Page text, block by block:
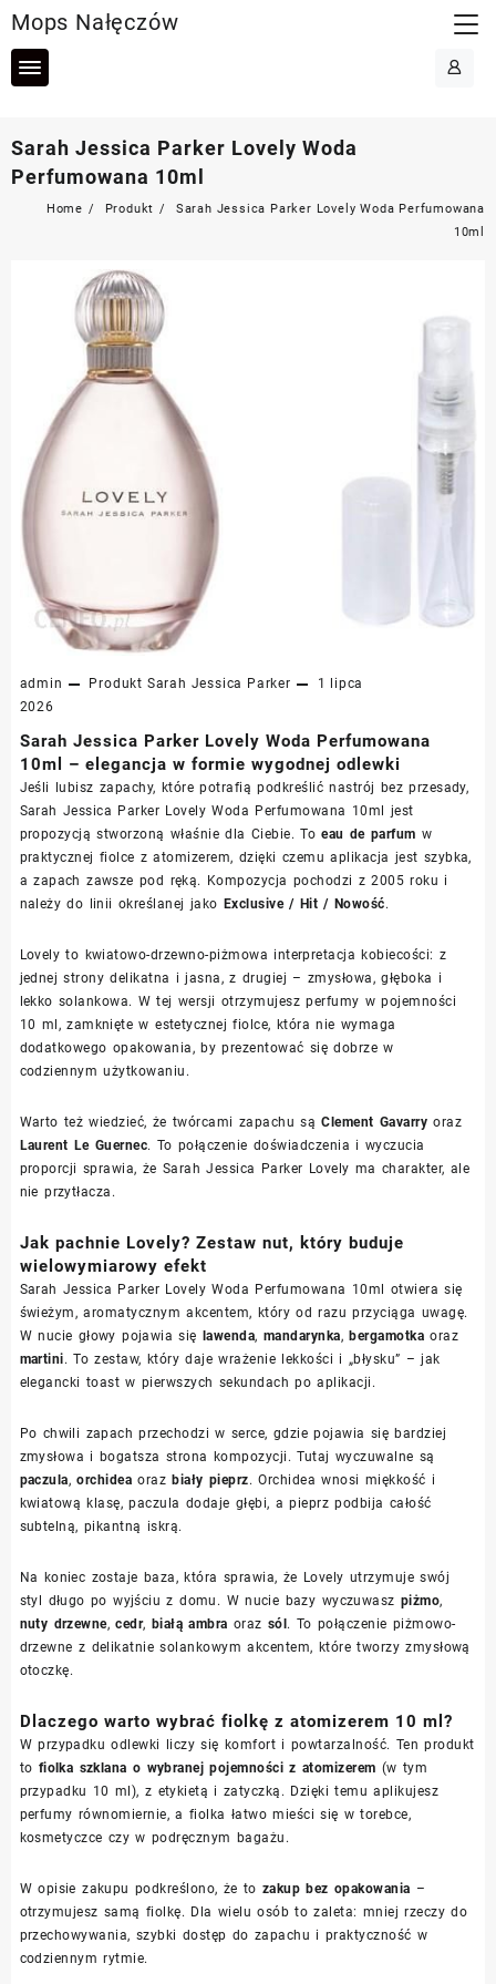
to
content
Mops Nałęczów
Sarah Jessica Parker Lovely Woda
Perfumowana 10ml
Home Produkt
Sarah Jessica Parker Lovely Woda Perfumowana
10ml
admin Produkt Sarah Jessica Parker
1 lipca
2026
Sarah Jessica Parker Lovely Woda Perfumowana
10ml – elegancja w formie wygodnej odlewki
Jeśli lubisz zapachy, które potrafią podkreślić nastrój bez przesady,
Sarah Jessica Parker Lovely Woda Perfumowana 10ml jest
propozycją stworzoną właśnie dla Ciebie. Toeau de parfum w
praktycznej fiolce z atomizerem, dzięki czemu aplikacja jest szybka,
a zapach zawsze pod ręką. Kompozycja pochodzi z 2005 roku i
należy do linii określanej jako Exclusive / Hit / Nowość.
Lovely to kwiatowo-drzewno-piżmowa interpretacja kobiecości: z
jednej strony delikatna i jasna, z drugiej – zmysłowa, głęboka i
lekko solankowa. W tej wersji otrzymujesz perfumy w pojemności
10 ml, zamknięte w estetycznej fiolce, która nie wymaga
dodatkowego opakowania, by prezentować się dobrze w
codziennym użytkowaniu.
Warto też wiedzieć, że twórcami zapachu sąClement Gavarry oraz
Laurent Le Guernec. To połączenie doświadczenia i wyczucia
proporcji sprawia, że Sarah Jessica Parker Lovely ma charakter, ale
nie przytłacza.
Jak pachnie Lovely? Zestaw nut, który buduje
wielowymiarowy efekt
Sarah Jessica Parker Lovely Woda Perfumowana 10ml otwiera się
świeżym, aromatycznym akcentem, który od razu przyciąga uwagę.
W nucie głowy pojawia się
lawenda, mandarynka, bergamotka oraz
martini. To zestaw, który daje wrażenie lekkości i „błysku” – jak
elegancki toast w pierwszych sekundach po aplikacji.
Po chwili zapach przechodzi w serce, gdzie pojawia się bardziej
zmysłowa i bogatsza strona kompozycji. Tutaj wyczuwalne są
paczula,orchidea oraz biały pieprz. Orchidea wnosi miękkość i
kwiatową klasę, paczula dodaje głębi, a pieprz podbija całość
subtelną, pikantną iskrą.
Na koniec zostaje baza, która sprawia, że Lovely utrzymuje swój
styl długo po wyjściu z domu. W nucie bazy wyczuwasz piżmo,
nuty drzewne,cedr, białą ambra oraz sól . To połączenie piżmowo-
drzewne z delikatnie solankowym akcentem, które tworzy zmysłową
otoczkę.
Dlaczego warto wybrać fiolkę z atomizerem 10 ml?
W przypadku odlewki liczy się komfort i powtarzalność. Ten produkt
to fiolka szklana o wybranej pojemności z atomizerem (w tym
przypadku 10 ml), z etykietą i zatyczką. Dzięki temu aplikujesz
perfumy równomiernie, a fiolka łatwo mieści się w torebce,
kosmetyczce czy w podręcznym bagażu.
W opisie zakupu podkreślono, że to zakup bez opakowania –
otrzymujesz samą fiolkę. Dla wielu osób to zaleta: mniej rzeczy do
przechowywania, szybki dostęp do zapachu i praktyczność w
codziennym rytmie.